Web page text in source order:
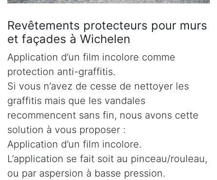
Revêtements protecteurs pour murs
et façades à Wichelen
Application d’un film incolore comme
protection anti-graffitis.
Si vous n’avez de cesse de nettoyer les
graffitis mais que les vandales
recommencent sans fin, nous avons cette
solution à vous proposer :
Application d’un film incolore.
L’application se fait soit au pinceau/rouleau,
ou par aspersion à basse pression.